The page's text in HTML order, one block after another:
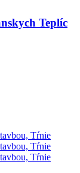
Teplíc